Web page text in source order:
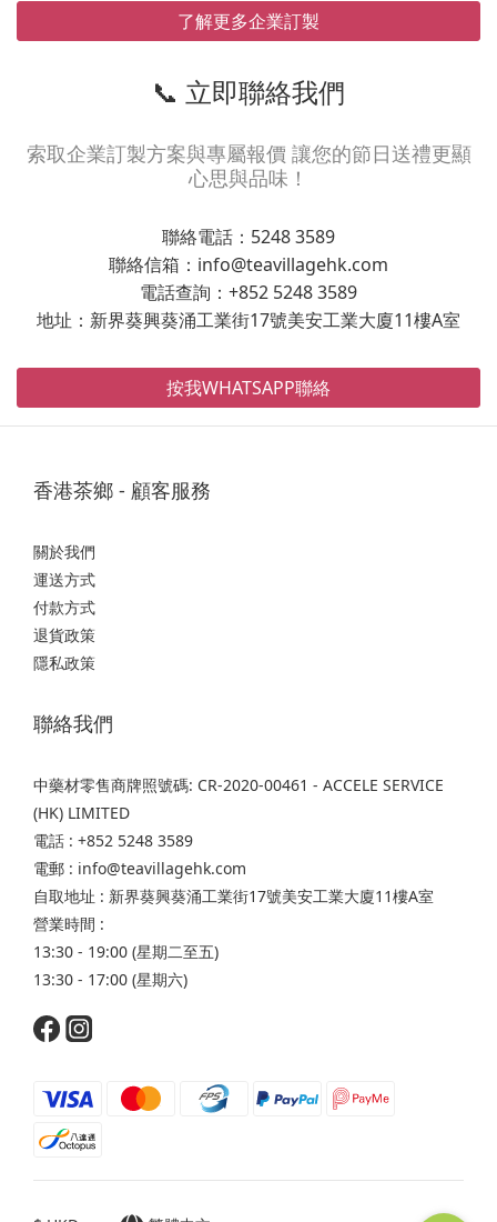
了解更多企業訂製
📞 立即聯絡我們
索取企業訂製方案與專屬報價 讓您的節日送禮更顯
心思與品味！
聯絡電話：5248 3589
聯絡信箱：info@teavillagehk.com
電話查詢：+852 5248 3589
地址：新界葵興葵涌工業街17號美安工業大廈11樓A室
按我WHATSAPP聯絡
香港茶鄉 - 顧客服務
關於我們
運送方式
付款方式
退貨政策
隱私政策
聯絡我們
中藥材零售商牌照號碼: CR-2020-00461 - ACCELE SERVICE
(HK) LIMITED
電話 : +852 5248 3589
電郵 : info@teavillagehk.com
自取地址 : 新界葵興葵涌工業街17號美安工業大廈11樓A室
營業時間 :
13:30 - 19:00 (星期二至五)
13:30 - 17:00 (星期六)